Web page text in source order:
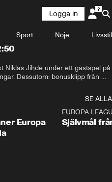
Logga in
Sport Nöje Livsstil
Niklas Jihde under ett gästspel på
Dessutom: bonusklipp från
SE ALLA
Europa
EUROPA
Självmål